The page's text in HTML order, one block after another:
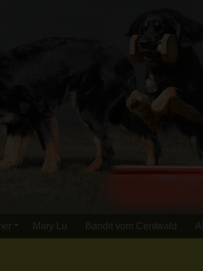
Mary Lu Bandit vom Centwald